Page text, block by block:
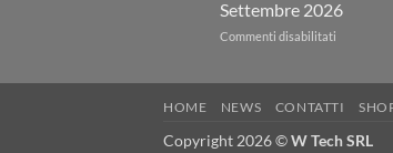
come
i
Settembre 2026
Commenti disabilitati
Casa
HOME NEWS CONTATTI
Copyright 2026 ©W Tech SRL